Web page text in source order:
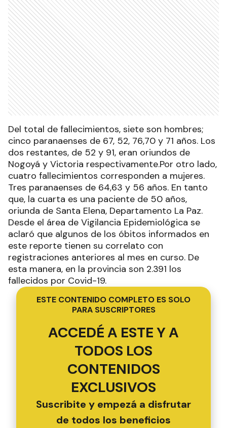
Del total de fallecimientos, siete son hombres;
cinco paranaenses de 67, 52, 76,70 y 71 años. Los
dos restantes, de 52 y 91, eran oriundos de
Nogoyá y Victoria respectivamente.Por otro lado,
cuatro fallecimientos corresponden a mujeres.
Tres paranaenses de 64,63 y 56 años. En tanto
que, la cuarta es una paciente de 50 años,
oriunda de Santa Elena, Departamento La Paz.
Desde el área de Vigilancia Epidemiológica se
aclaró que algunos de los óbitos informados en
este reporte tienen su correlato con
registraciones anteriores al mes en curso. De
esta manera, en la provincia son 2.391 los
fallecidos por Covid-19.
ESTE CONTENIDO COMPLETO ES SOLO
PARA SUSCRIPTORES
ACCEDÉ A ESTE Y A
TODOS LOS
CONTENIDOS
EXCLUSIVOS
Suscribite y empezá a disfrutar
de todos los beneficios